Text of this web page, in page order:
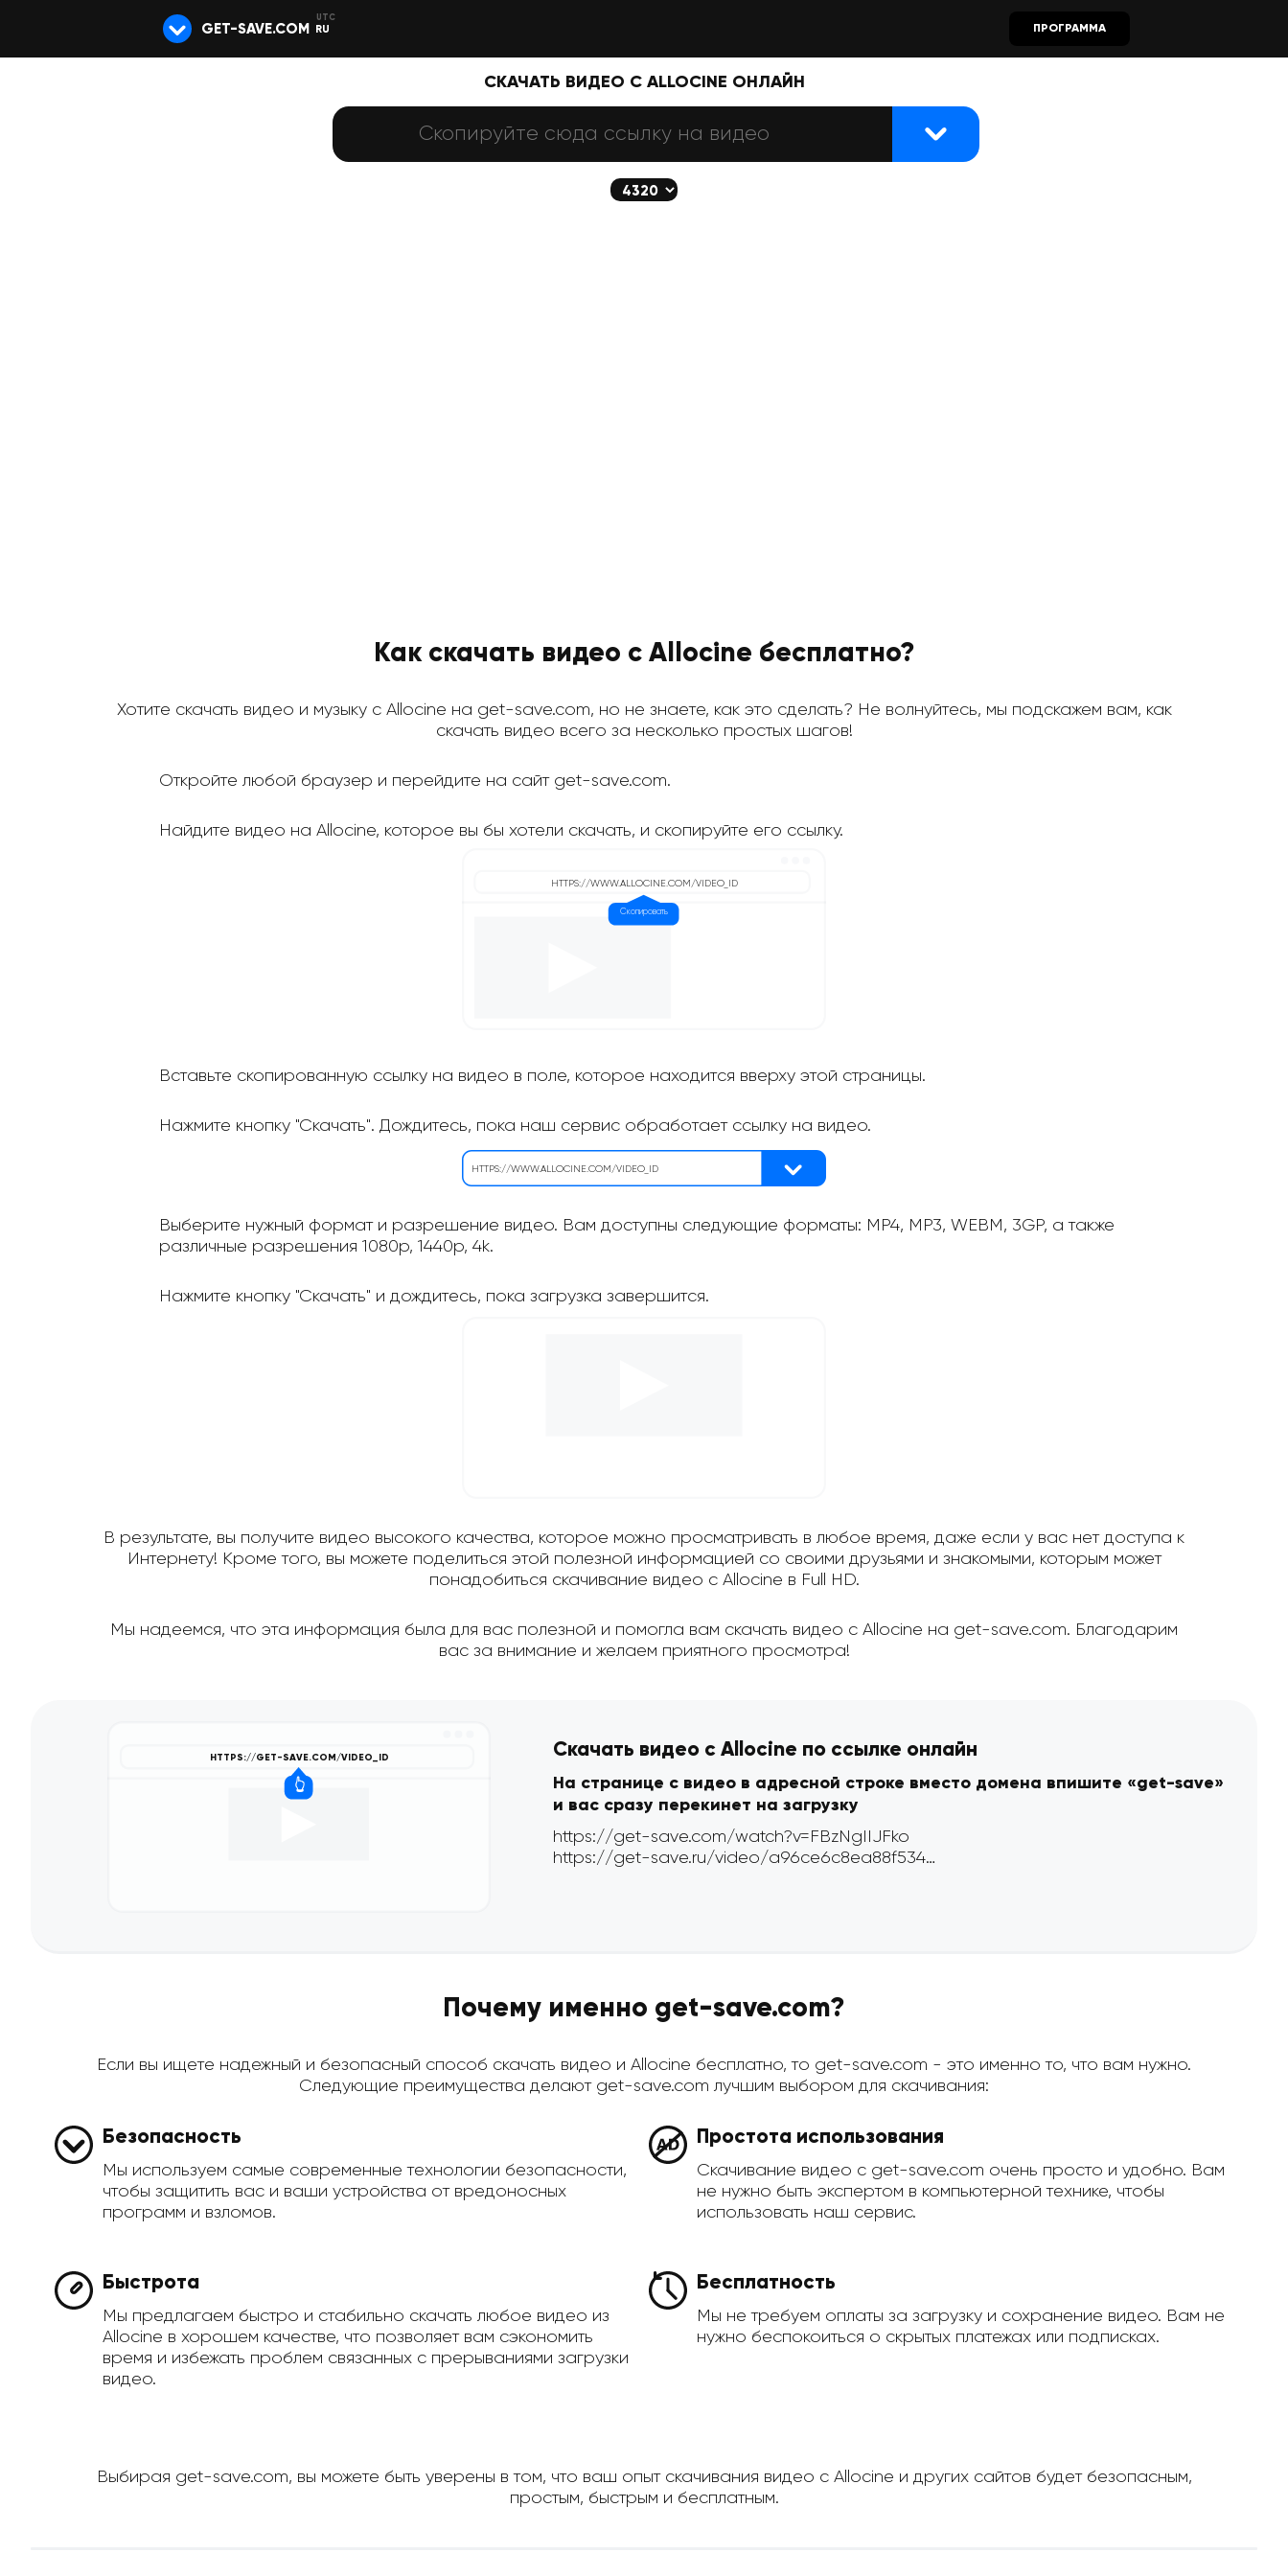
GET-SAVE.COM RU ПРОГРАММА
СКАЧАТЬ ВИДЕО С ALLOCINE ОНЛАЙН
Как скачать видео с Allocine бесплатно?
Хотите скачать видео и музыку с Allocine на get-save.com, но не знаете, как это сделать? Не волнуйтесь, мы подскажем вам, как
скачать видео всего за несколько простых шагов!
Откройте любой браузер и перейдите на сайт get-save.com.
Найдите видео на Allocine, которое вы бы хотели скачать, и скопируйте его ссылку.
Вставьте скопированную ссылку на видео в поле, которое находится вверху этой страницы.
Нажмите кнопку "Скачать". Дождитесь, пока наш сервис обработает ссылку на видео.
Выберите нужный формат и разрешение видео. Вам доступны следующие форматы: MP4, MP3, WEBM, 3GP, а также
различные разрешения 1080p, 1440p, 4k.
Нажмите кнопку "Скачать" и дождитесь, пока загрузка завершится.
В результате, вы получите видео высокого качества, которое можно просматривать в любое время, даже если у вас нет доступа к
Интернету! Кроме того, вы можете поделиться этой полезной информацией со своими друзьями и знакомыми, которым может
понадобиться скачивание видео с Allocine в Full HD.
Мы надеемся, что эта информация была для вас полезной и помогла вам скачать видео с Allocine на get-save.com. Благодарим
вас за внимание и желаем приятного просмотра!
Скачать видео с Allocine по ссылке онлайн
На странице с видео в адресной строке вместо домена впишите «get-save»
и вас сразу перекинет на загрузку
Почему именно get-save.com?
Если вы ищете надежный и безопасный способ скачать видео и Allocine бесплатно, то get-save.com - это именно то, что вам нужно.
Следующие преимущества делают get-save.com лучшим выбором для скачивания:
Безопасность
Мы используем самые современные технологии безопасности,
чтобы защитить вас и ваши устройства от вредоносных
программ и взломов.
Простота использования
Скачивание видео с get-save.com очень просто и удобно. Вам
не нужно быть экспертом в компьютерной технике, чтобы
использовать наш сервис.
Быстрота
Мы предлагаем быстро и стабильно скачать любое видео из
Allocine в хорошем качестве, что позволяет вам сэкономить
время и избежать проблем связанных с прерываниями загрузки
видео.
Бесплатность
Мы не требуем оплаты за загрузку и сохранение видео. Вам не
нужно беспокоиться о скрытых платежах или подписках.
Выбирая get-save.com, вы можете быть уверены в том, что ваш опыт скачивания видео с Allocine и других сайтов будет безопасным,
простым, быстрым и бесплатным.